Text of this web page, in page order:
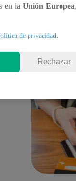
Revisa con
como
en laUnión Europea
de privacidad.
Rechazar